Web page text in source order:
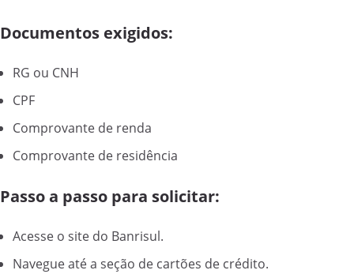
Documentos exigidos:
RG ou CNH
CPF
Comprovante de renda
Comprovante de residência
Passo a passo para solicitar:
Acesse o site do Banrisul.
Navegue até a seção de cartões de crédito.